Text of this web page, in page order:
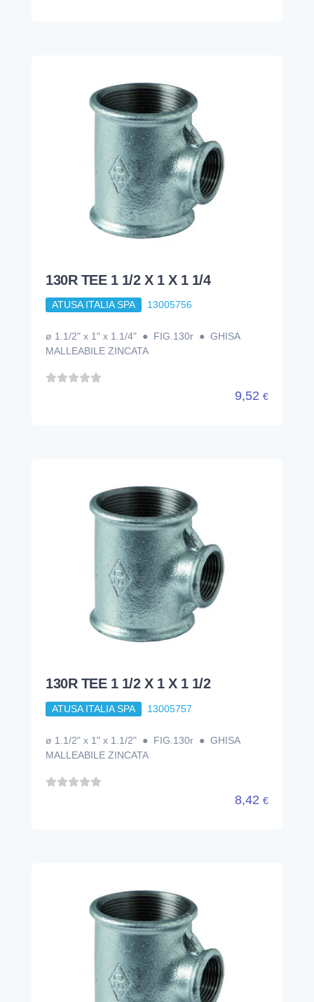
130R TEE 1 1/2 X 1 X 1 1/4
ATUSA ITALIA SPA 13005756
ø 1.1/2" x 1" x 1.1/4" ● FIG.130r ● GHISA
MALLEABILE ZINCATA
9,52 €
130R TEE 1 1/2 X 1 X 1 1/2
ATUSA ITALIA SPA 13005757
ø 1.1/2" x 1" x 1.1/2" ● FIG.130r ● GHISA
MALLEABILE ZINCATA
8,42 €